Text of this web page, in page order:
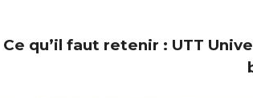
Ce qu’il faut retenir : UTT